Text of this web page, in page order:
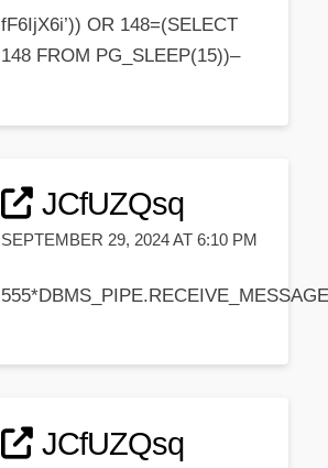
fF6IjX6i’)) OR 148=(SELECT
148 FROM PG_SLEEP(15))–
JCfUZQsq
SEPTEMBER 29, 2024 AT 6:10 PM
JCfUZQsq